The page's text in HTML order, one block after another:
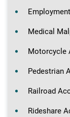
Medical
Motorcycle
Pedestrian
Railroad
Rideshare